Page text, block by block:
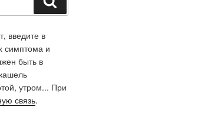
введите в
симптома и
быть в
утром... При
связь.